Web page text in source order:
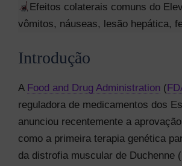
Efeitos colaterais comuns do
vômitos, náuseas, lesão hepática,
Introdução
A Food and Drug Administration (
reguladora de medicamentos dos
anunciou recentemente a
como a primeira terapia genética
da distrofia muscular de Duchenne